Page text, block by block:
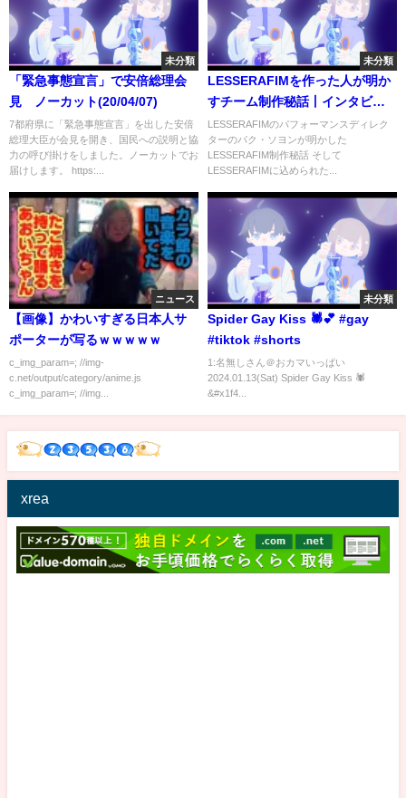
未分類
「緊急事態宣言」で安倍総理会
見 ノーカット(20/04/07)
7都府県に「緊急事態宣言」を出した安倍
総理大臣が会見を開き、国民への説明と協
力の呼び掛けをしました。ノーカットでお
届けします。 https:...
未分類
LESSERAFIMを作った人が明か
すチーム制作秘話丨インタビュ
ー全文日本語訳
LESSERAFIMのパフォーマンスディレク
ターのパク・ソヨンが明かした
LESSERAFIM制作秘話 そして
LESSERAFIMに込められた...
ニュース
【画像】かわいすぎる日本人サ
ポーターが写るｗｗｗｗｗ
c_img_param=; //img-
c.net/output/category/anime.js
c_img_param=; //img...
未分類
Spider Gay Kiss 🕷️💕 #gay
#tiktok #shorts
1:名無しさん＠おカマいっぱい
2024.01.13(Sat) Spider Gay Kiss 🕷️
&#x1f4...
xrea